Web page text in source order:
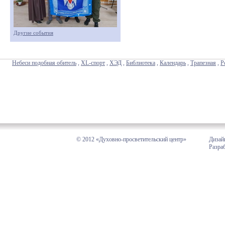
Другие события
Небеси подобная обитель , XL-спорт , ХЭД , Библиотека , Календарь , Трапезная ,
© 2012 «Духовно-просветительский центр»